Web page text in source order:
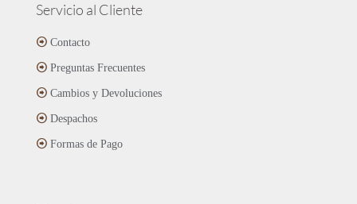
opciones
elegir
producto
Servicio al Cliente
Contacto
Preguntas Frecuentes
Cambios y Devoluciones
Despachos
Formas de Pago